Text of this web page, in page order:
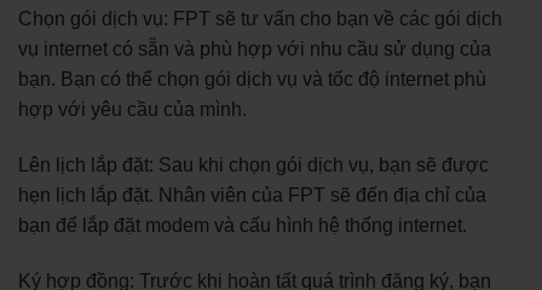
Chọn gói dịch vụ: FPT sẽ tư vấn cho bạn về các gói dịch
vụ internet có sẵn và phù hợp với nhu cầu sử dụng của
bạn. Bạn có thể chọn gói dịch vụ và tốc độ internet phù
hợp với yêu cầu của mình.
Lên lịch lắp đặt: Sau khi chọn gói dịch vụ, bạn sẽ được
hẹn lịch lắp đặt. Nhân viên của FPT sẽ đến địa chỉ của
bạn để lắp đặt modem và cấu hình hệ thống internet.
Ký hợp đồng: Trước khi hoàn tất quá trình đăng ký, bạn